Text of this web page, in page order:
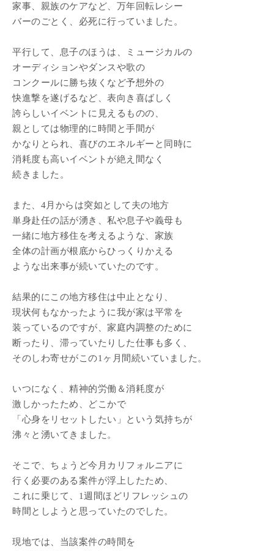
家事、親族のケアなど、万年回転レシー
バーのごとく、必死に行っていました。
平行して、息子のほうは、ミュージカルの
オーディションやダンスや歌の
コンクールに勝ち抜くなど予想外の
快進撃を遂げるなど、表向き喜ばしく
誇らしいイベントに見えるものの、
親としては物理的に時間と手間が
かなりとられ、喜びのエネルギーと同時に
消耗度も高いイベントが絶え間なく
続きました。
また、4月からは突如として夫の地方
単身赴任の話が湧き、私や息子や義母も
一緒に地方移住を考えるような、家族
全体の計画が根底からひっくりかえる
ような出来事が続いていたのです。
結果的にこの地方移住は中止となり、
現状何もなかったように我が家は平常を
装っているのですが、家庭内調整のために
断ったり、滞っていたりした仕事も多く、
そのしわ寄せがこの1ヶ月間続いていました。
いつになく、精神的労働＆消耗度が
激しかったため、どこかで
「心身をリセットしたい」という気持ちが
沸々と湧いてきました。
そこで、ちょうど今月カリフォルニアに
行く必要のある案件が浮上したため、
これに乗じて、1週間ほどリフレッシュの
時間としようと思っていたのでした。
現地では、当該案件の時間を